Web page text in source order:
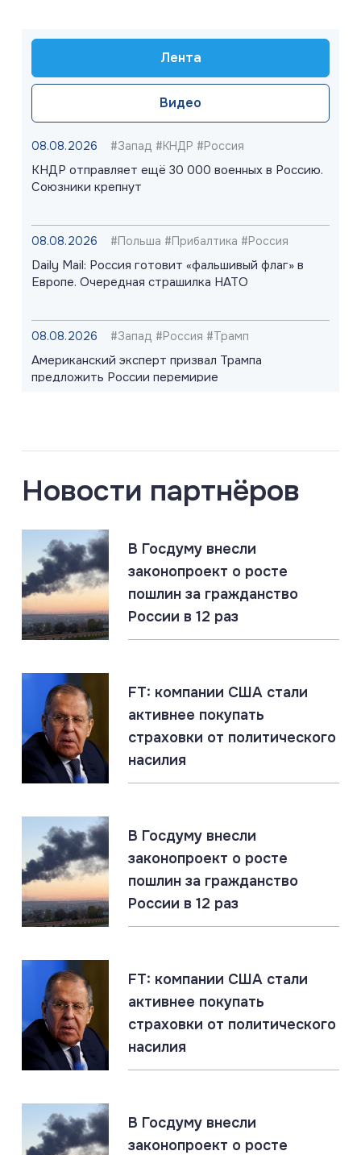
Лента
Видео
08.08.2026 #Запад #КНДР #Россия
КНДР отправляет ещё 30 000 военных в Россию.
Союзники крепнут
08.08.2026 #Польша #Прибалтика #Россия
Daily Mail: Россия готовит «фальшивый флаг» в
Европе. Очередная страшилка НАТО
08.08.2026 #Запад #Россия #Трамп
Американский эксперт призвал Трампа
предложить России перемирие
Berliner Zeitung: Patriot не работает. Российские
08.08.2026
США делают ставку на тактическое ядерное
оружие. Признание слабости перед Россией
07.08.2026 #Владимир Путин #Греция
Греция: «Слушай много, говори мало, верь ещё
07.08.2026 #МО РФ #Россия #Украина
Юрист: создание в РФ украинской бригады
добровольцев не противоречит международному
праву
#Флот
Титановые подлодки «Сьерра» превосходят ВМС
США
07.08.2026
07.08.2026
Россия создаёт Силы беспилотных систем. Опыт
СВО учтён
07.08.2026
Запорожская область: главное за 7 августа
Новости партнёров
В Госдуму внесли
законопроект о росте
пошлин за гражданство
России в 12 раз
FT: компании США стали
активнее покупать
страховки от политического
насилия
В Госдуму внесли
законопроект о росте
пошлин за гражданство
России в 12 раз
FT: компании США стали
активнее покупать
страховки от политического
насилия
В Госдуму внесли
законопроект о росте